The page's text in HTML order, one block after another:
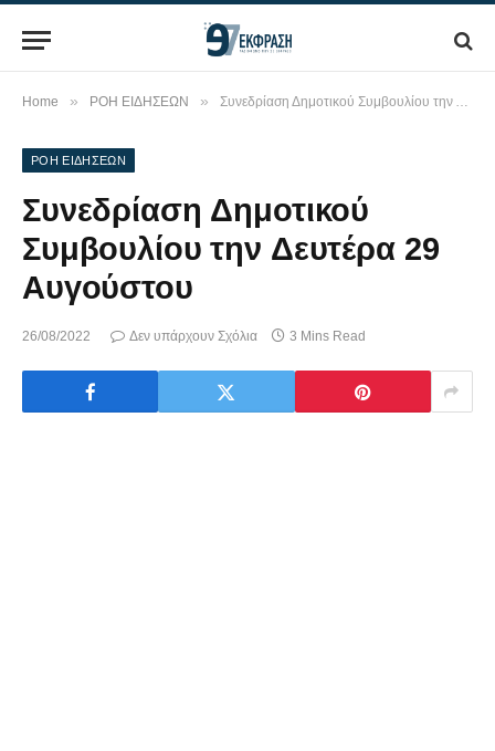
Home » ΡΟΗ ΕΙΔΗΣΕΩΝ » Συνεδρίαση Δημοτικού Συμβουλίου την Δευτέρα 29 Αυγούστου
ΡΟΗ ΕΙΔΗΣΕΩΝ
Συνεδρίαση Δημοτικού
Συμβουλίου την Δευτέρα 29
Αυγούστου
26/08/2022 Δεν υπάρχουν Σχόλια 3 Mins Read